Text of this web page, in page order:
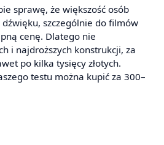
sprawę, że większość osób
szczególnie do filmów
cenę. Dlatego nie
i najdroższych konstrukcji, za
po kilka tysięcy złotych.
testu można kupić za 300–